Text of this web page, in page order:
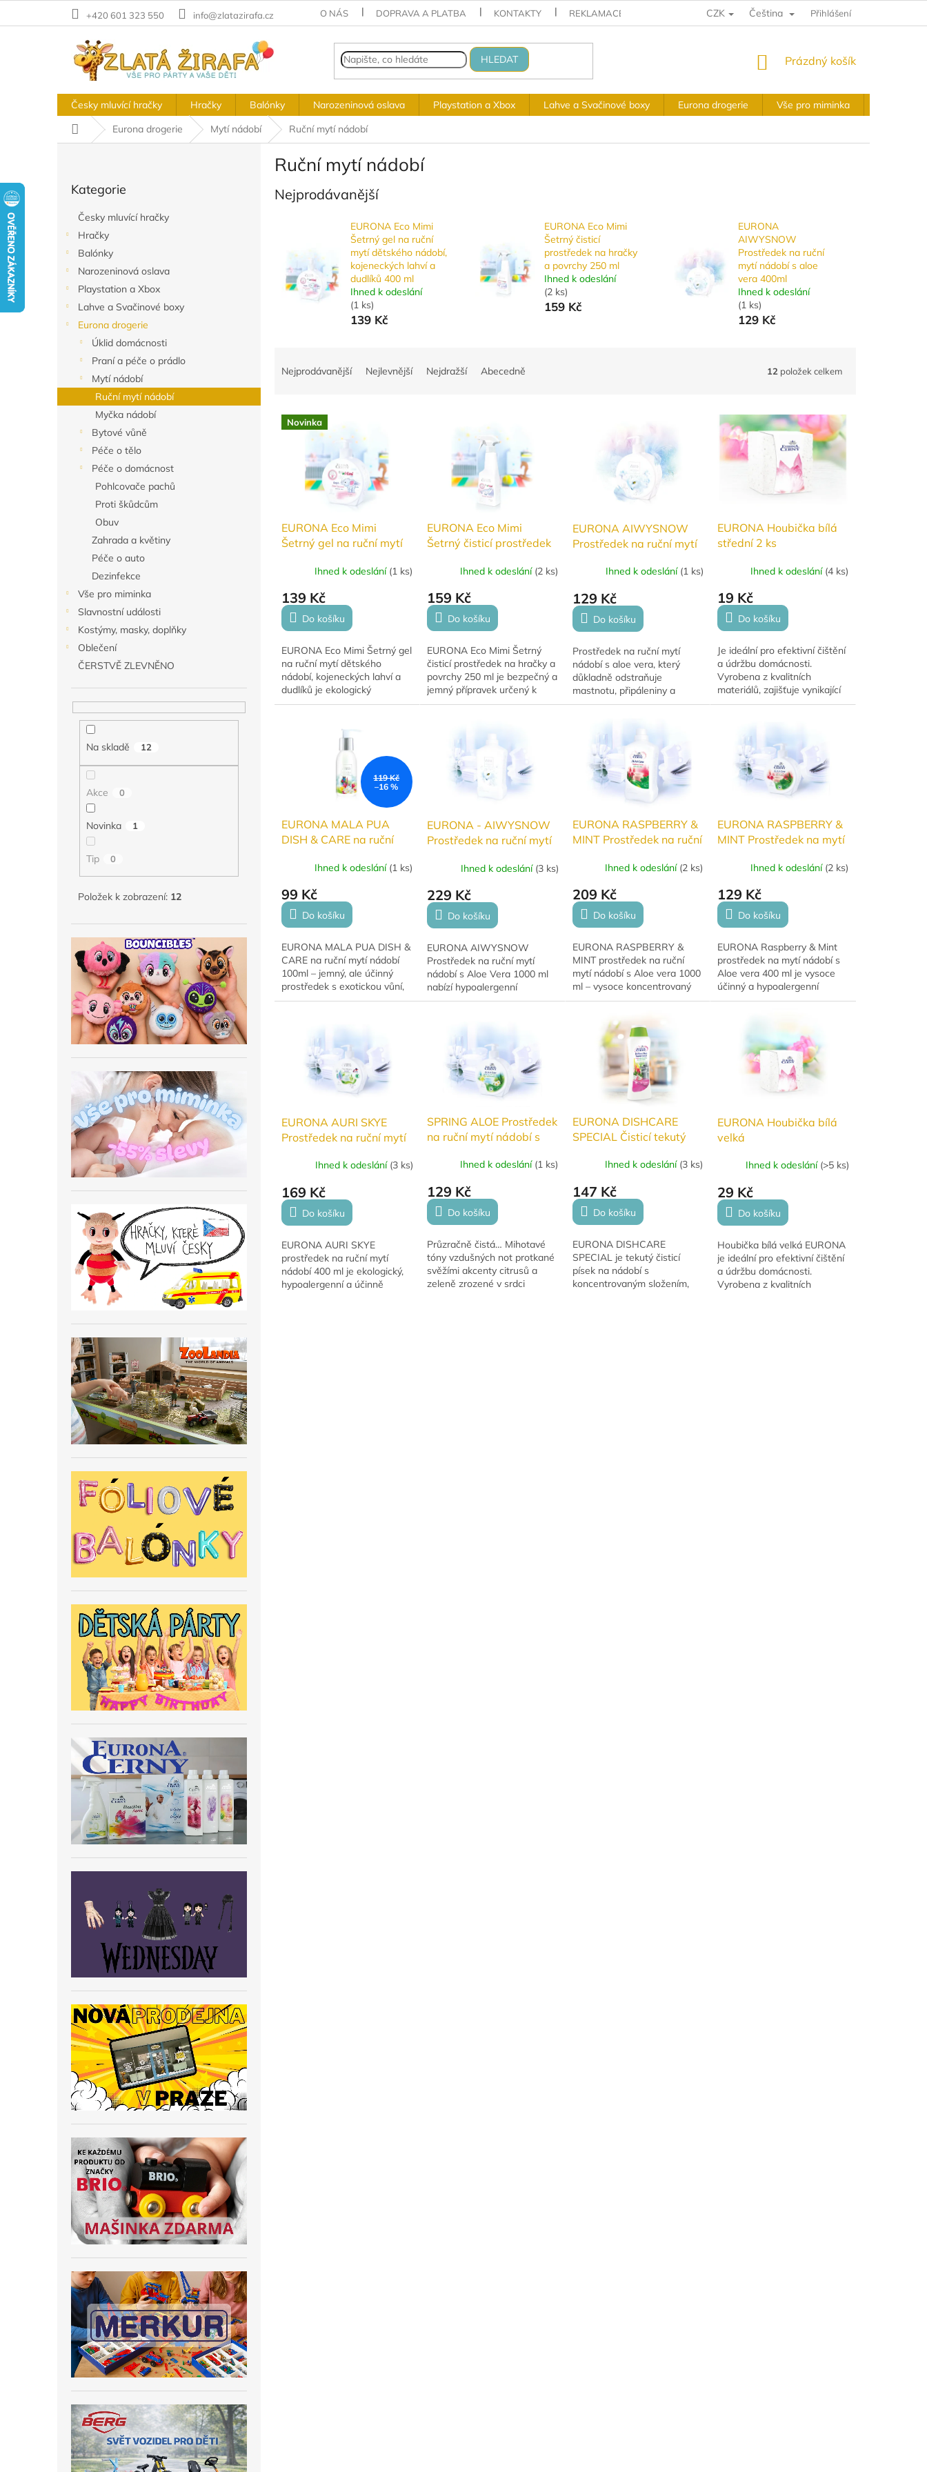
+420 601 323 550 info@zlatazirafa.cz O NÁS DOPRAVA A PLATBA KONTAKTY REKLAMACE A VRÁCENÍ VÝKUPNÍ PODMÍNKY OBCHODNÍ PODMÍNKY
CZK Čeština Přihlášení
HLEDAT
NÁKUPNÍ
Prázdný košík
Česky mluvící hračky Hračky Balónky Narozeninová oslava Playstation a Xbox Lahve a Svačinové boxy Eurona drogerie Vše pro miminka
Domů
Eurona drogerie Mytí nádobí Ruční mytí nádobí
kategorie
Kategorie
Česky mluvící hračky
Hračky
Balónky
Narozeninová oslava
Playstation a Xbox
Lahve a Svačinové boxy
Eurona drogerie
Úklid domácnosti
Praní a péče o prádlo
Mytí nádobí
Ruční mytí nádobí
Myčka nádobí
Bytové vůně
Péče o tělo
Péče o domácnost
Pohlcovače pachů
Proti škůdcům
Obuv
Zahrada a květiny
Péče o auto
Dezinfekce
Vše pro miminka
Slavnostní události
Kostýmy, masky, doplňky
Oblečení
ČERSTVĚ ZLEVNĚNO
Na skladě 12
Akce 0
Novinka 1
Tip 0
Položek k zobrazení: 12
Ruční mytí nádobí
Nejprodávanější
EURONA Eco Mimi
Šetrný gel na ruční
mytí dětského nádobí,
kojeneckých lahví a
dudlíků 400 ml
Ihned k odeslání
(1 ks)
139 Kč
EURONA Eco Mimi
Šetrný čisticí
prostředek na hračky
a povrchy 250 ml
Ihned k odeslání
(2 ks)
159 Kč
EURONA
AIWYSNOW
Prostředek na ruční
mytí nádobí s aloe
vera 400ml
Ihned k odeslání
(1 ks)
129 Kč
n
Nejprodávanější Nejlevnější Nejdražší Abecedně 12 položek celkem
V Novinka
EURONA Eco Mimi
Šetrný gel na ruční mytí
kojeneckých lahví a
dudlíků 400 ml
Ihned k odeslání (1 ks)
139 Kč
Do košíku
EURONA Eco Mimi Šetrný gel
na ruční mytí dětského
nádobí, kojeneckých lahví a
dudlíků je ekologický
prostředek vyrobený z
účinně odstraňuje nečistoty
EURONA Eco Mimi
Šetrný čisticí prostředek
Ihned k odeslání (2 ks)
159 Kč
Do košíku
EURONA Eco Mimi Šetrný
čisticí prostředek na hračky a
povrchy 250 ml je bezpečný a
jemný přípravek určený k
čištění dětských hraček a
EURONA AIWYSNOW
Prostředek na ruční mytí
Ihned k odeslání (1 ks)
129 Kč
Do košíku
Prostředek na ruční mytí
nádobí s aloe vera, který
důkladně odstraňuje
mastnotu, připáleniny a
zaschlé zbytky jídla. Šetrný k
EURONA Houbička bílá
střední 2 ks
Ihned k odeslání (4 ks)
19 Kč
Do košíku
Je ideální pro efektivní čištění
a údržbu domácnosti.
Vyrobena z kvalitních
materiálů, zajišťuje vynikající
absorpci a dlouhou životnost.
119 Kč
–16 %
EURONA MALA PUA
DISH & CARE na ruční
Ihned k odeslání (1 ks)
99 Kč
Do košíku
EURONA MALA PUA DISH &
CARE na ruční mytí nádobí
100ml – jemný, ale účinný
prostředek s exotickou vůní,
který šetrně odstraňuje
EURONA - AIWYSNOW
Prostředek na ruční mytí
1000mlIhned k odeslání (3 ks)
229 Kč
Do košíku
EURONA AIWYSNOW
Prostředek na ruční mytí
nádobí s Aloe Vera 1000 ml
nabízí hypoalergenní
parfemaci, účinně odstraňuje
jídla a je šetrný k pokožce
EURONA RASPBERRY &
MINT Prostředek na ruční
Ihned k odeslání (2 ks)
209 Kč
Do košíku
EURONA RASPBERRY &
MINT prostředek na ruční
mytí nádobí s Aloe vera 1000
ml – vysoce koncentrovaný
gel s jemnou hypoalergenní
mastnotě a šetrný k rukám.
EURONA RASPBERRY &
MINT Prostředek na mytí
Ihned k odeslání (2 ks)
129 Kč
Do košíku
EURONA Raspberry & Mint
prostředek na mytí nádobí s
Aloe vera 400 ml je vysoce
účinný a hypoalergenní
přípravek s jemnou ovocně-
EURONA AURI SKYE
Prostředek na ruční mytí
Ihned k odeslání (3 ks)
169 Kč
Do košíku
EURONA AURI SKYE
prostředek na ruční mytí
nádobí 400 ml je ekologický,
hypoalergenní a účinně
SPRING ALOE Prostředek
na ruční mytí nádobí s
Ihned k odeslání (1 ks)
129 Kč
Do košíku
Průzračně čistá… Mihotavé
tóny vzdušných not protkané
svěžími akcenty citrusů a
zeleně zrozené v srdci
EURONA DISHCARE
SPECIAL Čisticí tekutý
Ihned k odeslání (3 ks)
147 Kč
Do košíku
EURONA DISHCARE
SPECIAL je tekutý čisticí
písek na nádobí s
koncentrovaným složením,
EURONA Houbička bílá
velká
Ihned k odeslání (>5 ks)
29 Kč
Do košíku
Houbička bílá velká EURONA
je ideální pro efektivní čištění
a údržbu domácnosti.
Vyrobena z kvalitních